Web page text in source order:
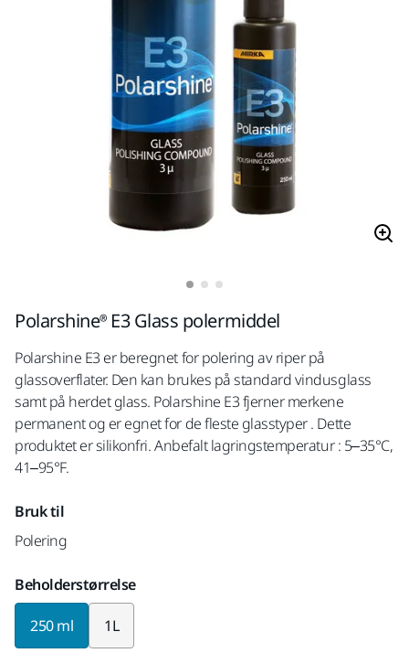
Polarshine® E3 Glass polermiddel
Polarshine E3 er beregnet for polering av riper på
glassoverflater. Den kan brukes på standard vindusglass
samt på herdet glass. Polarshine E3 fjerner merkene
permanent og er egnet for de fleste glasstyper . Dette
produktet er silikonfri. Anbefalt lagringstemperatur : 5–35°C,
41–95°F.
Bruk til
Polering
Beholderstørrelse
250 ml 1L